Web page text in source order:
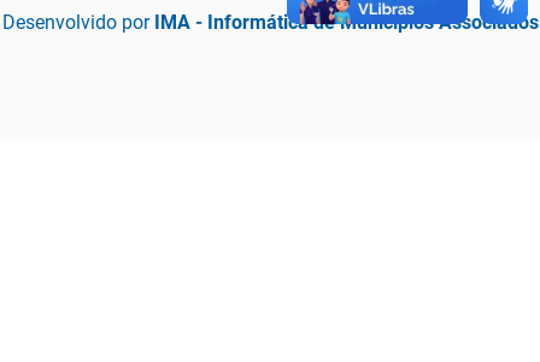
Desenvolvido por IMA - Informática de Municípios Associados